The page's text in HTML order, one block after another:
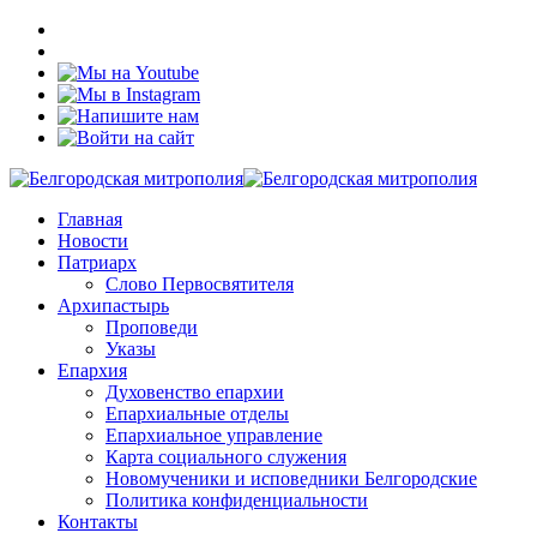
Главная
Новости
Патриарх
Слово Первосвятителя
Архипастырь
Проповеди
Указы
Епархия
Духовенство епархии
Епархиальные отделы
Епархиальное управление
Карта социального служения
Новомученики и исповедники Белгородские
Политика конфиденциальности
Контакты